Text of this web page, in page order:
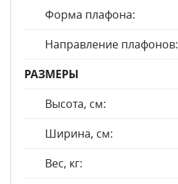
Форма плафона:
Направление плафонов:
РАЗМЕРЫ
Высота, см:
Ширина, см:
Вес, кг: